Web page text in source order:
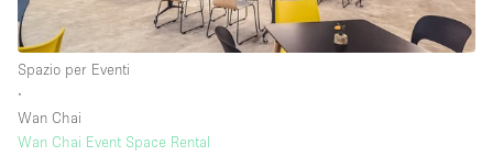
Spazio per Eventi
∙
Wan Chai
Wan Chai Event Space Rental